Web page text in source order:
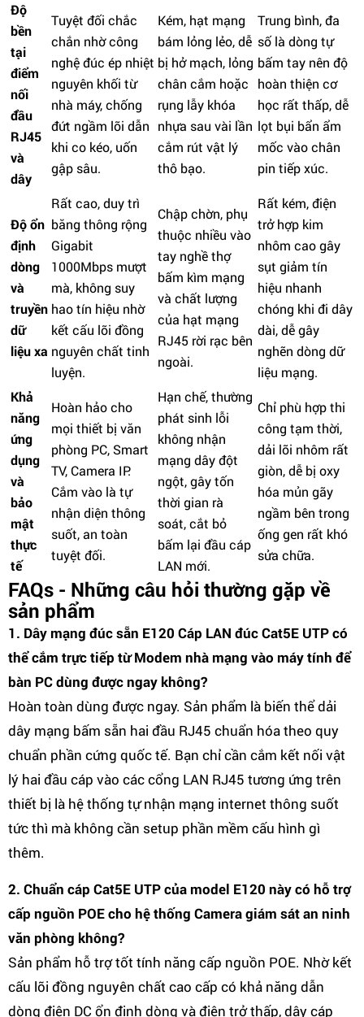
Độ
bền
tại
điểm
nối
đầu
RJ45
và
dây
Tuyệt đối chắc
chắn nhờ công
nghệ đúc ép nhiệt
nguyên khối từ
nhà máy, chống
đứt ngầm lõi dẫn
khi co kéo, uốn
gập sâu.
Kém, hạt mạng
bám lỏng lẻo, dễ
bị hở mạch, lỏng
chân cắm hoặc
rụng lẫy khóa
nhựa sau vài lần
cắm rút vật lý
thô bạo.
Trung bình, đa
số là dòng tự
bấm tay nên độ
hoàn thiện cơ
học rất thấp, dễ
lọt bụi bẩn ẩm
mốc vào chân
pin tiếp xúc.
Độ ổn
định
dòng
và
truyền
dữ
liệu xa
Rất cao, duy trì
băng thông rộng
Gigabit
1000Mbps mượt
mà, không suy
hao tín hiệu nhờ
kết cấu lõi đồng
nguyên chất tinh
luyện.
Chập chờn, phụ
thuộc nhiều vào
tay nghề thợ
bấm kìm mạng
và chất lượng
của hạt mạng
RJ45 rời rạc bên
ngoài.
Rất kém, điện
trở hợp kim
nhôm cao gây
sụt giảm tín
hiệu nhanh
chóng khi đi dây
dài, dễ gây
nghẽn dòng dữ
liệu mạng.
Khả
năng
ứng
dụng
và
bảo
mật
thực
tế
Hoàn hảo cho
mọi thiết bị văn
phòng PC, Smart
TV, Camera IP.
Cắm vào là tự
nhận diện thông
suốt, an toàn
tuyệt đối.
Hạn chế, thường
phát sinh lỗi
không nhận
mạng dây đột
ngột, gây tốn
thời gian rà
soát, cắt bỏ
bấm lại đầu cáp
LAN mới.
Chỉ phù hợp thi
công tạm thời,
dải lõi nhôm rất
giòn, dễ bị oxy
hóa mủn gãy
ngầm bên trong
ống gen rất khó
sửa chữa.
FAQs - Những câu hỏi thường gặp về
sản phẩm
1. Dây mạng đúc sẵn E120 Cáp LAN đúc Cat5E UTP có
thể cắm trực tiếp từ Modem nhà mạng vào máy tính để
bàn PC dùng được ngay không?
Hoàn toàn dùng được ngay. Sản phẩm là biến thể dải
dây mạng bấm sẵn hai đầu RJ45 chuẩn hóa theo quy
chuẩn phần cứng quốc tế. Bạn chỉ cần cắm kết nối vật
lý hai đầu cáp vào các cổng LAN RJ45 tương ứng trên
thiết bị là hệ thống tự nhận mạng internet thông suốt
tức thì mà không cần setup phần mềm cấu hình gì
thêm.
2. Chuẩn cáp Cat5E UTP của model E120 này có hỗ trợ
cấp nguồn POE cho hệ thống Camera giám sát an ninh
văn phòng không?
Sản phẩm hỗ trợ tốt tính năng cấp nguồn POE. Nhờ kết
cấu lõi đồng nguyên chất cao cấp có khả năng dẫn
dòng điện DC ổn định dòng và điện trở thấp, dây cáp